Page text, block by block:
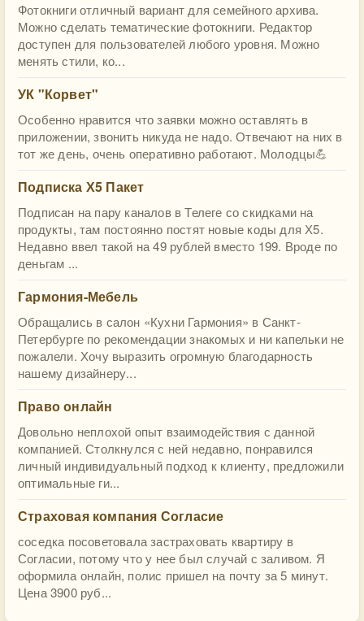
Фотокниги отличный вариант для семейного архива.
Можно сделать тематические фотокниги. Редактор
доступен для пользователей любого уровня. Можно
менять стили, ко...
УК "Корвет"
Особенно нравится что заявки можно оставлять в
приложении, звонить никуда не надо. Отвечают на них в
тот же день, очень оперативно работают. Молодцы💪
Подписка Х5 Пакет
Подписан на пару каналов в Телеге со скидками на
продукты, там постоянно постят новые коды для Х5.
Недавно ввел такой на 49 рублей вместо 199. Вроде по
деньгам ...
Гармония-Мебель
Обращались в салон «Кухни Гармония» в Санкт-
Петербурге по рекомендации знакомых и ни капельки не
пожалели. Хочу выразить огромную благодарность
нашему дизайнеру...
Право онлайн
Довольно неплохой опыт взаимодействия с данной
компанией. Столкнулся с ней недавно, понравился
личный индивидуальный подход к клиенту, предложили
оптимальные ги...
Страховая компания Согласие
соседка посоветовала застраховать квартиру в
Согласии, потому что у нее был случай с заливом. Я
оформила онлайн, полис пришел на почту за 5 минут.
Цена 3900 руб...